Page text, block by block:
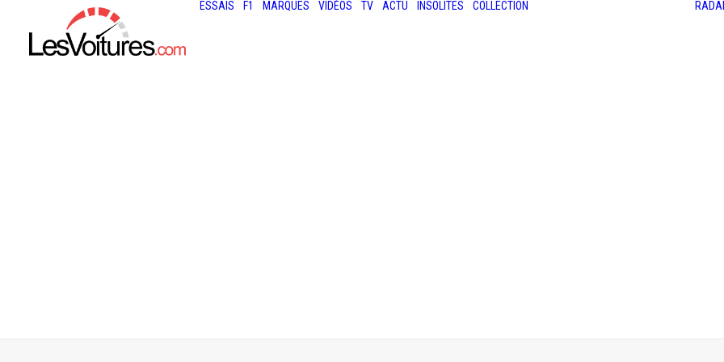
ESSAIS F1 MARQUES VIDÉOS TV ACTU INSOLITES COLLECTION